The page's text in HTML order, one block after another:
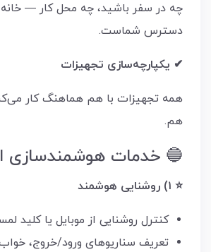
چه در سفر باشید، چه محل کار —
دسترس شماست.
✔ یکپارچه‌سازی تجهیزات
همه تجهیزات با هم هماهنگ کار
هم.
🔵 خدمات هوشمندسازی
⭐ ۱) روشنایی هوشمند
کنترل روشنایی از موبایل یا کلید
تعریف سناریوهای ورود/خروج،